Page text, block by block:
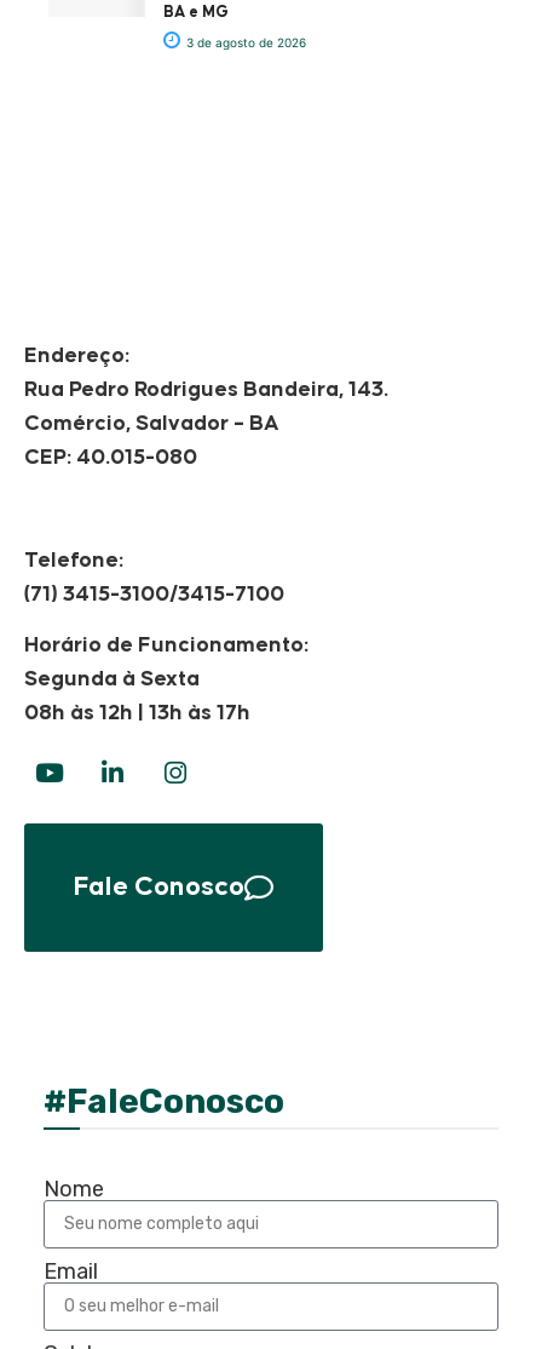
BA e MG
3 de agosto de 2026
Endereço:
Rua Pedro Rodrigues Bandeira, 143.
Comércio, Salvador – BA
CEP: 40.015-080
Telefone:
(71) 3415-3100/3415-7100
Horário de Funcionamento:
Segunda à Sexta
08h às 12h | 13h às 17h
Fale Conosco
#FaleConosco
Nome
Email